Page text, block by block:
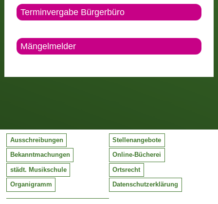
Terminvergabe Bürgerbüro
Mängelmelder
Ausschreibungen Stellenangebote
Bekanntmachungen Online-Bücherei
städt. Musikschule Ortsrecht
Organigramm Datenschutzerklärung